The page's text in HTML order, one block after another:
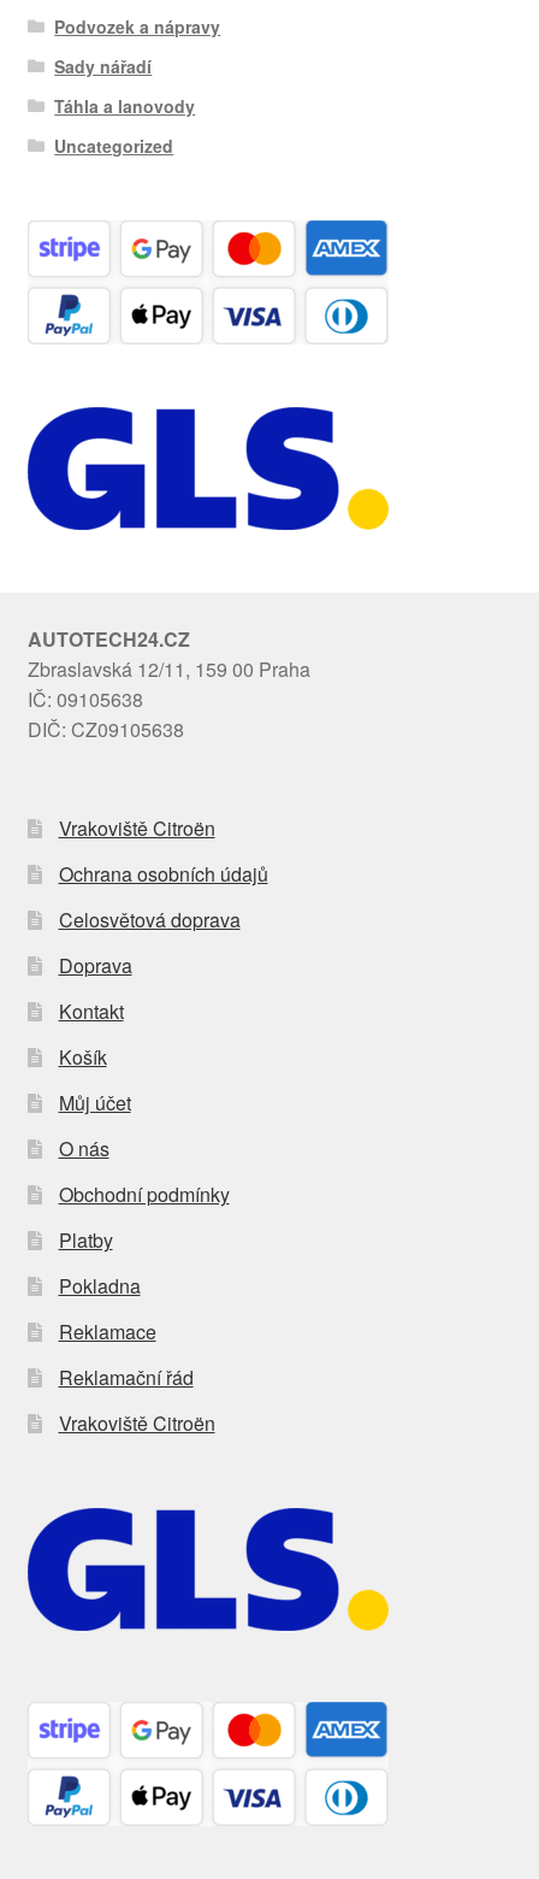
Podvozek a nápravy
Sady nářadí
Táhla a lanovody
Uncategorized
AUTOTECH24.CZ
Zbraslavská 12/11, 159 00 Praha
IČ: 09105638
DIČ: CZ09105638
Vrakoviště Citroën
Ochrana osobních údajů
Celosvětová doprava
Doprava
Kontakt
Košík
Můj účet
O nás
Obchodní podmínky
Platby
Pokladna
Reklamace
Reklamační řád
Vrakoviště Citroën